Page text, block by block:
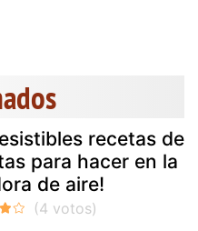
recetas de
para hacer en la
de aire!